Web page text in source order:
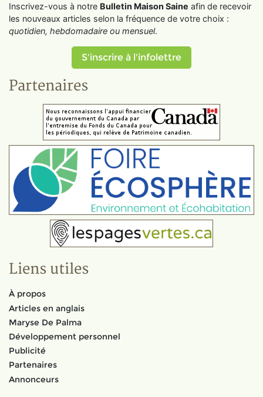
Inscrivez-vous à notre Bulletin Maison Saine afin de recevoir
les nouveaux articles selon la fréquence de votre choix :
quotidien, hebdomadaire ou mensuel.
S'inscrire à l'infolettre
Partenaires
Liens utiles
À propos
Articles en anglais
Maryse De Palma
Développement personnel
Publicité
Partenaires
Annonceurs